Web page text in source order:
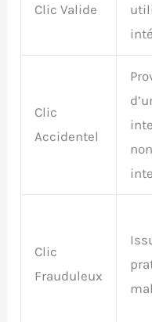
Clic Valide
Clic
Accidentel
non
Clic
Frauduleux